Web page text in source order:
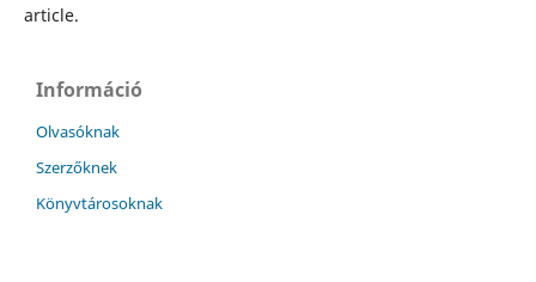
article.
Információ
Olvasóknak
Szerzőknek
Könyvtárosoknak